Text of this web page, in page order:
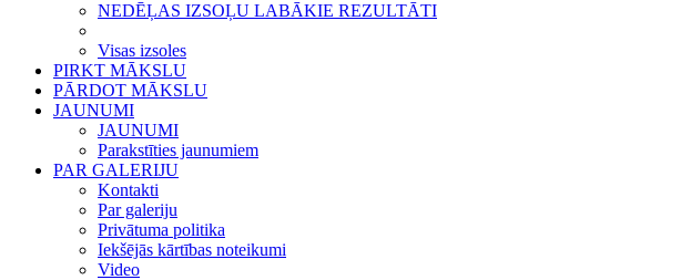
NEDĒĻAS IZSOĻU LABĀKIE REZULTĀTI
Visas izsoles
PIRKT MĀKSLU
PĀRDOT MĀKSLU
JAUNUMI
JAUNUMI
Parakstīties jaunumiem
PAR GALERIJU
Kontakti
Par galeriju
Privātuma politika
Iekšējās kārtības noteikumi
Video